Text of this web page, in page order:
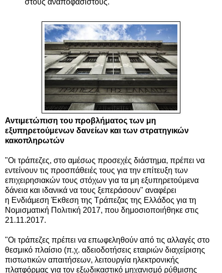
στους αναποφάσιστους.
Αντιμετώπιση του προβλήματος των μη
εξυπηρετούμενων δανείων και των στρατηγικών
κακοπληρωτών
"Oι τράπεζες, στο αμέσως προσεχές διάστημα, πρέπει να
εντείνουν τις προσπάθειές τους για την επίτευξη των
επιχειρησιακών τους στόχων για τα μη εξυπηρετούμενα
δάνεια και ιδανικά να τους ξεπεράσουν" αναφέρει
η Ενδιάμεση Έκθεση της Τράπεζας της Ελλάδος για τη
Νομισματική Πολιτική 2017, που δημοσιοποιήθηκε στις
21.11.2017.
"Oι τράπεζες πρέπει να επωφεληθούν από τις αλλαγές στο
θεσμικό πλαίσιο (π.χ. αδειοδοτήσεις εταιριών διαχείρισης
πιστωτικών απαιτήσεων, λειτουργία ηλεκτρονικής
πλατφόρμας για τον εξωδικαστικό μηχανισμό ρύθμισης